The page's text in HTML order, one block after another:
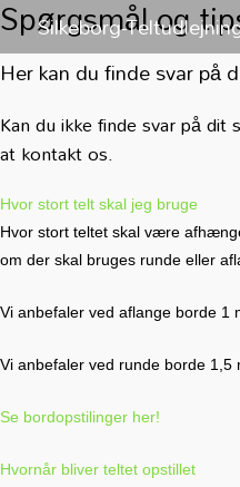
Silkeborg-
Spørgsmål og
Her kan du finde svar på
Kan du ikke finde svar på
at kontakt os.
Hvor stort telt skal jeg bruge
Hvor stort teltet skal være
om der skal bruges runde eller
Vi anbefaler ved aflange borde 1
Vi anbefaler ved runde borde 1,5
Se bordopstilinger her!
Hvornår bliver teltet opstillet